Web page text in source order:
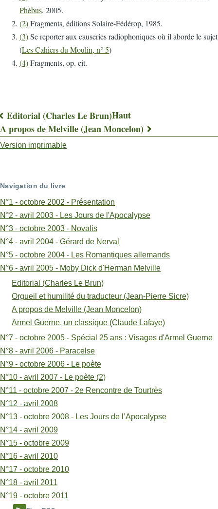
Phébus, 2005.
(2)Fragments, éditions Solaire-Fédérop, 1985.
(3)Se reporter aux causeries radiophoniques où il aborde le sujet
(Les Cahiers du Moulin, n° 5)
(4)Fragments, op. cit.
Liens
transversaux
pour
Orgueil
et
humilité
du
traducteur
(Jean-
Pierre
Sicre)
Editorial (Charles Le Brun)Haut
A propos de Melville (Jean Moncelon)
Version imprimable
Navigation du livre
N°1 - octobre 2002 - Présentation
N°2 - avril 2003 - Les Jours de l'Apocalypse
N°3 - octobre 2003 - Novalis
N°4 - avril 2004 - Gérard de Nerval
N°5 - octobre 2004 - Les Romantiques allemands
N°6 - avril 2005 - Moby Dick d'Herman Melville
Editorial (Charles Le Brun)
Orgueil et humilité du traducteur (Jean-Pierre Sicre)
A propos de Melville (Jean Moncelon)
Armel Guerne, un classique (Claude Lafaye)
N°7 - octobre 2005 - Spécial 25 ans : Visages d'Armel Guerne
N°8 - avril 2006 - Paracelse
N°9 - octobre 2006 - Le poète
N°10 - avril 2007 - Le poète (2)
N°11 - octobre 2007 - 2e Rencontre de Tourtrès
N°12 - avril 2008
N°13 - octobre 2008 - Les Jours de l’Apocalypse
N°14 - avril 2009
N°15 - octobre 2009
N°16 - avril 2010
N°17 - octobre 2010
N°18 - avril 2011
N°19 - octobre 2011